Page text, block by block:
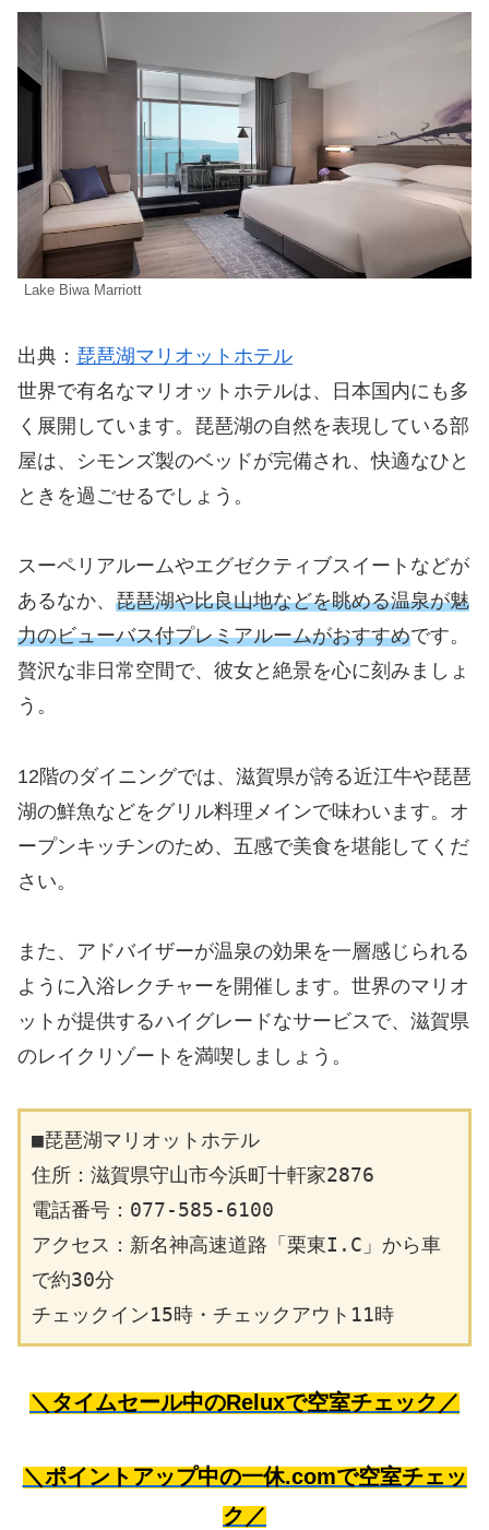
Lake Biwa Marriott
出典： 琵琶湖マリオットホテル
世界で有名なマリオットホテルは、日本国内にも多
く展開しています。琵琶湖の自然を表現している部
屋は、シモンズ製のベッドが完備され、快適なひと
ときを過ごせるでしょう。
スーペリアルームやエグゼクティブスイートなどが
あるなか、 琵琶湖や比良山地などを眺める温泉が魅
力のビューバス付プレミアルームがおすすめです。
贅沢な非日常空間で、彼女と絶景を心に刻みましょ
う。
12階のダイニングでは、滋賀県が誇る近江牛や琵琶
湖の鮮魚などをグリル料理メインで味わいます。オ
ープンキッチンのため、五感で美食を堪能してくだ
さい。
また、アドバイザーが温泉の効果を一層感じられる
ように入浴レクチャーを開催します。世界のマリオ
ットが提供するハイグレードなサービスで、滋賀県
のレイクリゾートを満喫しましょう。
■琵琶湖マリオットホテル
住所：滋賀県守山市今浜町十軒家2876
電話番号：077-585-6100
アクセス：新名神高速道路「栗東I.C」から車
で約30分
チェックイン15時・チェックアウト11時
＼タイムセール中のReluxで空室チェック／
＼ポイントアップ中の一休.comで空室チェッ
ク／